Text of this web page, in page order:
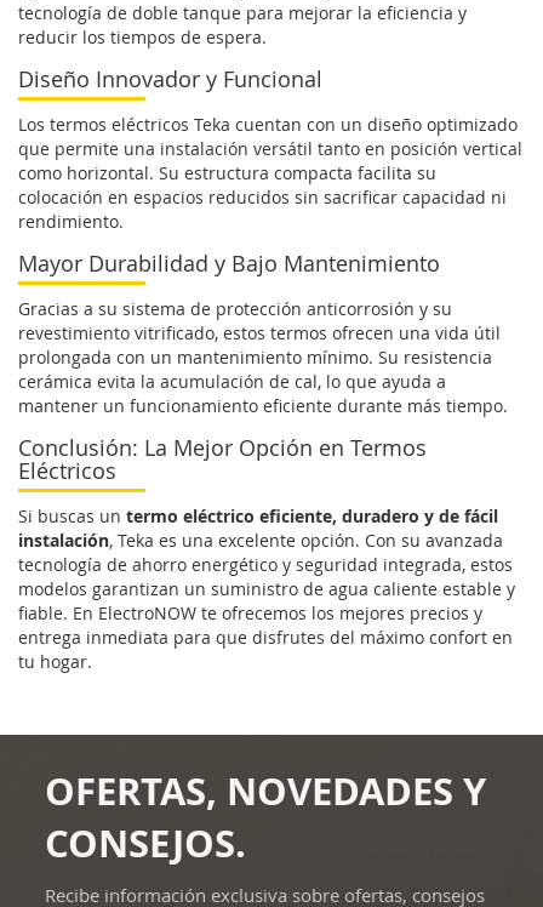
tecnología de doble tanque para mejorar la eficiencia y
reducir los tiempos de espera.
Diseño Innovador y Funcional
Los termos eléctricos Teka cuentan con un diseño optimizado
que permite una instalación versátil tanto en posición vertical
como horizontal. Su estructura compacta facilita su
colocación en espacios reducidos sin sacrificar capacidad ni
rendimiento.
Mayor Durabilidad y Bajo Mantenimiento
Gracias a su sistema de protección anticorrosión y su
revestimiento vitrificado, estos termos ofrecen una vida útil
prolongada con un mantenimiento mínimo. Su resistencia
cerámica evita la acumulación de cal, lo que ayuda a
mantener un funcionamiento eficiente durante más tiempo.
Conclusión: La Mejor Opción en Termos
Eléctricos
Si buscas un termo eléctrico eficiente, duradero y de fácil
instalación, Teka es una excelente opción. Con su avanzada
tecnología de ahorro energético y seguridad integrada, estos
modelos garantizan un suministro de agua caliente estable y
fiable. En ElectroNOW te ofrecemos los mejores precios y
entrega inmediata para que disfrutes del máximo confort en
tu hogar.
OFERTAS, NOVEDADES Y
CONSEJOS.
Recibe información exclusiva sobre ofertas, consejos